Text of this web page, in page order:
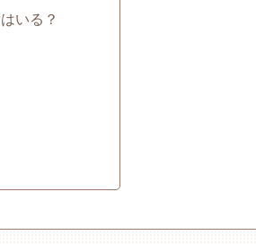
いる？